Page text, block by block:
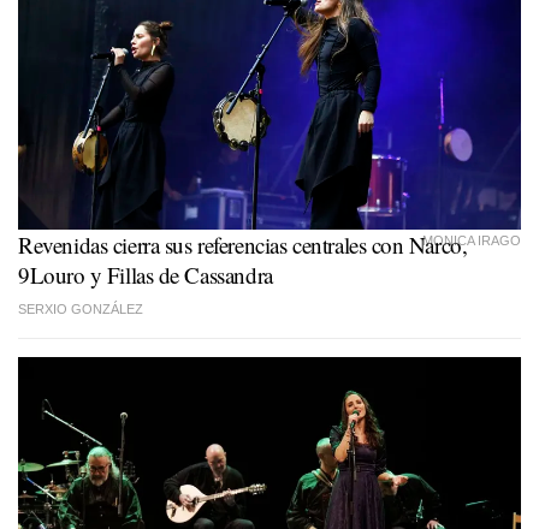
MONICA IRAGO
Revenidas cierra sus referencias centrales con Narco,
9Louro y Fillas de Cassandra
SERXIO GONZÁLEZ